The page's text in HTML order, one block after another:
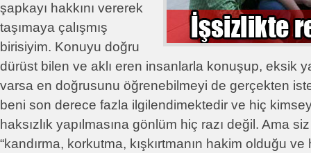
şapkayı hakkını vererek
taşımaya çalışmış
birisiyim. Konuyu doğru
dürüst bilen ve aklı eren insanlarla konuşup, eksik
varsa en doğrusunu öğrenebilmeyi de gerçekten
beni son derece fazla ilgilendimektedir ve hiç
haksızlık yapılmasına gönlüm hiç razı değil. Ama
“kandırma, korkutma, kışkırtmanın hakim olduğu